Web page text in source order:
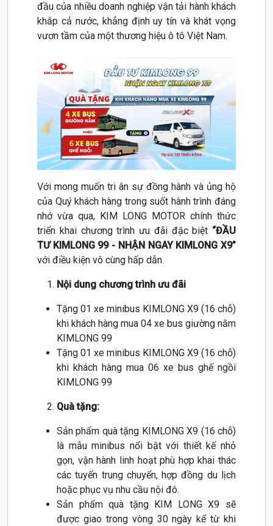
đầu của nhiều doanh nghiệp vận tải hành khách
khắp cả nước, khẳng định uy tín và khát vọng
vươn tầm của một thương hiệu ô tô Việt Nam.
Với mong muốn tri ân sự đồng hành và ủng hộ
của Quý khách hàng trong suốt hành trình đáng
nhớ vừa qua, KIM LONG MOTOR chính thức
triển khai chương trình ưu đãi đặc biệt “ĐẦU
TƯ KIMLONG 99 - NHẬN NGAY KIMLONG X9”
với điều kiện vô cùng hấp dẫn.
Nội dung chương trình ưu đãi
Tặng 01 xe minibus KIMLONG X9 (16 chỗ)
khi khách hàng mua 04 xe bus giường nằm
KIMLONG 99
Tặng 01 xe minibus KIMLONG X9 (16 chỗ)
khi khách hàng mua 06 xe bus ghế ngồi
KIMLONG 99
Quà tặng:
Sản phẩm quà tặng KIMLONG X9 (16 chỗ)
là mẫu minibus nổi bật với thiết kế nhỏ
gọn, vận hành linh hoạt phù hợp khai thác
các tuyến trung chuyển, hợp đồng du lịch
hoặc phục vụ nhu cầu nội đô.
Sản phẩm quà tặng KIM LONG X9 sẽ
được giao trong vòng 30 ngày kể từ khi